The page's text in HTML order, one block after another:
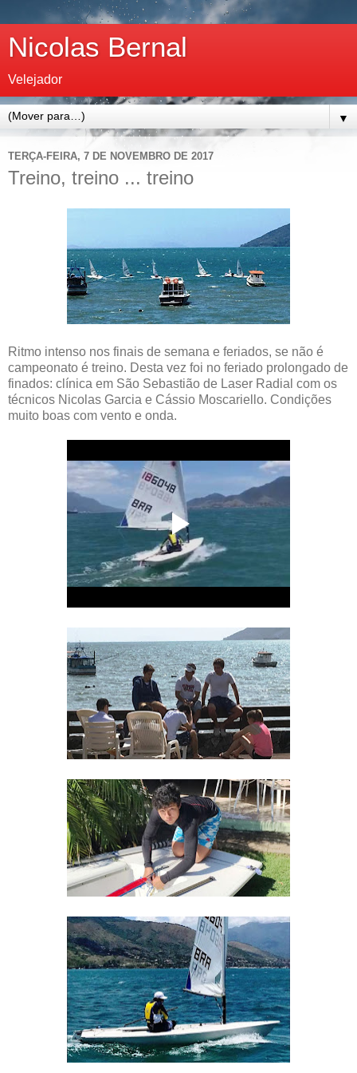
Nicolas Bernal
Velejador
▼
TERÇA-FEIRA, 7 DE NOVEMBRO DE 2017
Treino, treino ... treino
Ritmo intenso nos finais de semana e feriados, se não é
campeonato é treino. Desta vez foi no feriado prolongado de
finados: clínica em São Sebastião de Laser Radial com os
técnicos Nicolas Garcia e Cássio Moscariello. Condições
muito boas com vento e onda.